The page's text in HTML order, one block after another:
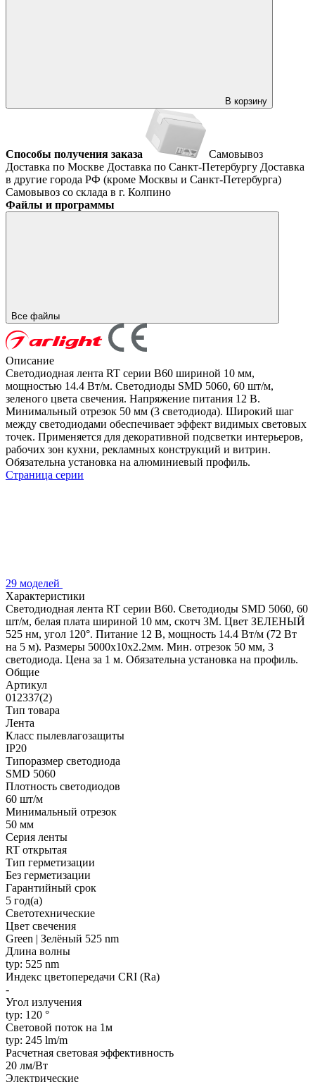
В корзину
Способы получения заказа
Самовывоз
Доставка по Москве Доставка по Санкт-Петербургу Доставка
в другие города РФ (кроме Москвы и Санкт-Петербурга)
Самовывоз со склада в г. Колпино
Файлы и программы
Все файлы
Описание
Светодиодная лента RT серии B60 шириной 10 мм,
мощностью 14.4 Вт/м. Светодиоды SMD 5060, 60 шт/м,
зеленого цвета свечения. Напряжение питания 12 В.
Минимальный отрезок 50 мм (3 светодиода). Широкий шаг
между светодиодами обеспечивает эффект видимых световых
точек. Применяется для декоративной подсветки интерьеров,
рабочих зон кухни, рекламных конструкций и витрин.
Обязательна установка на алюминиевый профиль.
Страница серии
29 моделей
Характеристики
Светодиодная лента RT серии B60. Светодиоды SMD 5060, 60
шт/м, белая плата шириной 10 мм, скотч 3M. Цвет ЗЕЛЕНЫЙ
525 нм, угол 120°. Питание 12 В, мощность 14.4 Вт/м (72 Вт
на 5 м). Размеры 5000x10x2.2мм. Мин. отрезок 50 мм, 3
светодиода. Цена за 1 м. Обязательна установка на профиль.
Общие
Артикул
012337(2)
Тип товара
Лента
Класс пылевлагозащиты
IP20
Типоразмер светодиода
SMD 5060
Плотность светодиодов
60 шт/м
Минимальный отрезок
50 мм
Серия ленты
RT открытая
Тип герметизации
Без герметизации
Гарантийный срок
5 год(а)
Светотехнические
Цвет свечения
Green | Зелёный 525 nm
Длина волны
typ: 525 nm
Индекс цветопередачи CRI (Ra)
-
Угол излучения
typ: 120 °
Световой поток на 1м
typ: 245 lm/m
Расчетная световая эффективность
20 лм/Вт
Электрические